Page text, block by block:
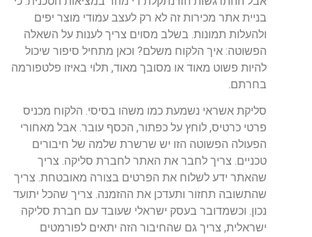
בניית אתר מכירות זה לא רק לעצב עמודי מוצר יפים
ולהעלות תמונות. בשלב מסוים צריך לענות על השאלה
הפשוטה: איך הלקוח משלם? וכאן מתחיל סיפור שיכול
להיות פשוט מאוד או מסובך מאוד, תלוי באיזו פלטפורמה
בחרתם.
סליקת אשראי נשמעת כמו משהו בסיסי. הלקוח מכניס
פרטי כרטיס, לוחץ על כפתור, הכסף עובר. אבל מאחורי
הפעולה הפשוטה הזו יש שרשרת שלמה של חיבורים
טכניים. צריך לחבר את האתר לחברת סליקה. צריך
שהאתר ידע לשלוח את הפרטים בצורה מאובטחת. צריך
שהתשובה תחזור ותעדכן את ההזמנה. צריך שהכל יתועד
נכון. וכשמדובר בעסק ישראלי שעובד עם חברת סליקה
ישראלית, צריך גם שהחיבור הזה יתאים לפורמטים